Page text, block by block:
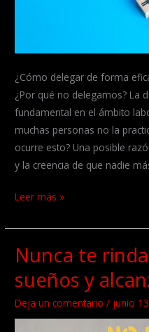
¿Cómo delegar de forma
¿Por qué no delegamos? La
fundamental en el ámbito
muchas personas no la
ocurre esto? Una posible
y la creencia de que nadie
¿Cómo
de
forma
eficaz
y
mejorar
tu
Leer más »
Nunca te
sueños y
Deja un comentario / junio